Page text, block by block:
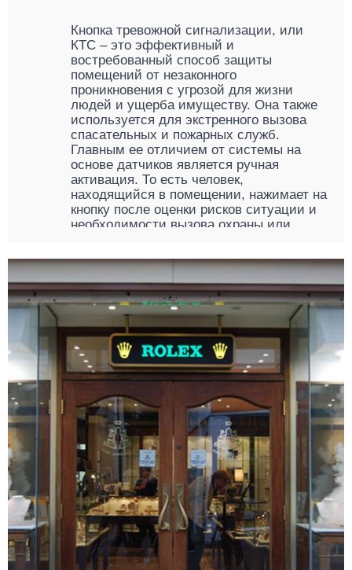
Кнопка тревожной сигнализации, или
КТС – это эффективный и
востребованный способ защиты
помещений от незаконного
проникновения с угрозой для жизни
людей и ущерба имуществу. Она также
используется для экстренного вызова
спасательных и пожарных служб.
Главным ее отличием от системы на
основе датчиков является ручная
активация. То есть человек,
находящийся в помещении, нажимает на
кнопку после оценки рисков ситуации и
необходимости вызова охраны или
месте, если при ее нажатии вызывается
служба вневедомственной охраны или
ЧОП, и на самом видном месте, если
при нажатии прибывают экстренные
службы. Благодаря этому, реакция на
угрозу максимально быстрая, что
гарантирует предупреждение ограбления
или распространения пожара.
Компания «КРОНА» предлагает
современный комплект тревожной
сигнализации, который включает:
контрольную панель;
стационарную КТС.
Эти устройства обеспечат защиту на
объекте, исключив неприятные и
опасные ситуации, предупредив
чрезвычайные происшествия.